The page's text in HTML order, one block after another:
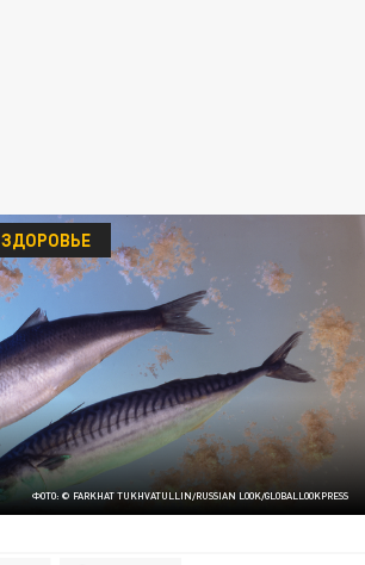
ФОТО: © FARKHAT TUKHVATULLIN/RUSSIAN LOOK/GLOBALLOOKPRESS
ЗДОРОВЬЕ